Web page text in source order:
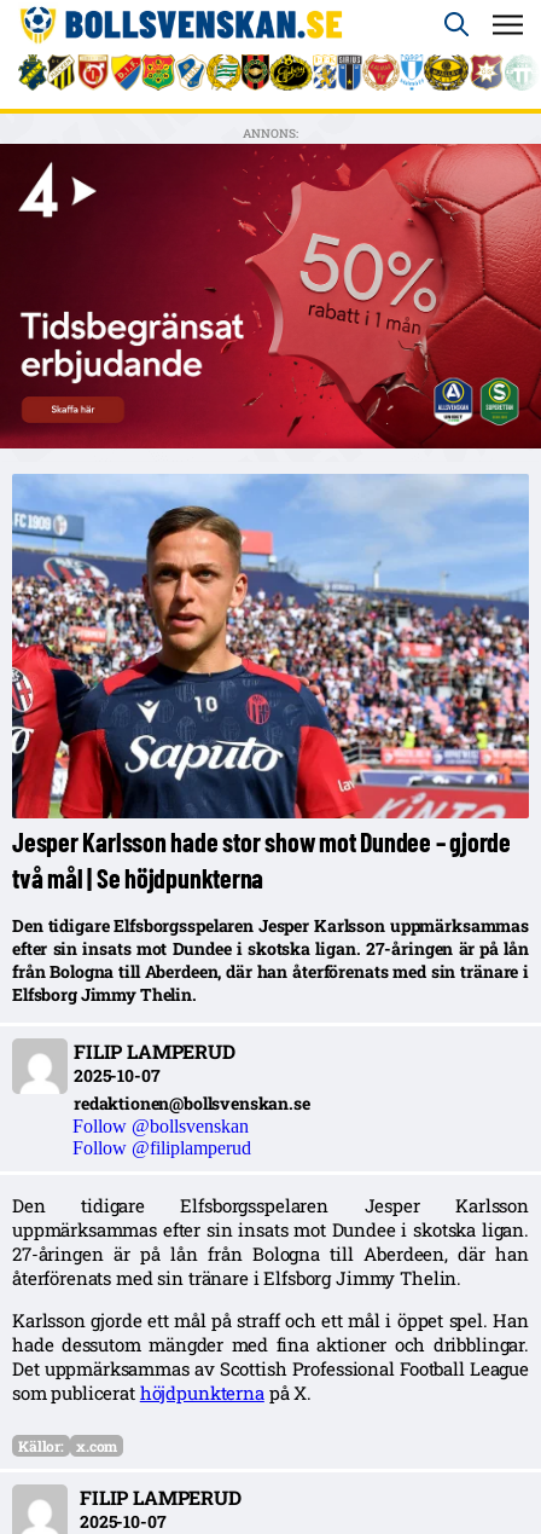
ANNONS:
Jesper Karlsson hade stor show mot Dundee – gjorde
två mål | Se höjdpunkterna
Den tidigare Elfsborgsspelaren Jesper Karlsson uppmärksammas
efter sin insats mot Dundee i skotska ligan. 27-åringen är på lån
från Bologna till Aberdeen, där han återförenats med sin tränare i
Elfsborg Jimmy Thelin.
FILIP LAMPERUD
2025-10-07
redaktionen@bollsvenskan.se
Follow @bollsvenskan
Follow @filiplamperud
Den tidigare Elfsborgsspelaren Jesper Karlsson
uppmärksammas efter sin insats mot Dundee i skotska ligan.
27-åringen är på lån från Bologna till Aberdeen, där han
återförenats med sin tränare i Elfsborg Jimmy Thelin.
Karlsson gjorde ett mål på straff och ett mål i öppet spel. Han
hade dessutom mängder med fina aktioner och dribblingar.
Det uppmärksammas av Scottish Professional Football League
som publicerat höjdpunkterna på X.
Källor: x.com
FILIP LAMPERUD
2025-10-07